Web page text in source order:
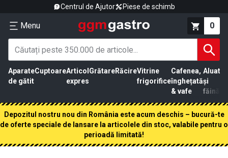
Centrul de Ajutor Piese de schimb
Menu 0
Aparate
de gătit
CuptoareArticol
expres
GrătareRăcireVitrine
frigorifice
Cafenea,
înghețată
& vafe
Aluat
și
făină
Depozitul nostru nou din România este acum deschis – bucură-te
de oferte speciale de lansare la articolele din stoc, valabile pentru o
perioadă limitată!